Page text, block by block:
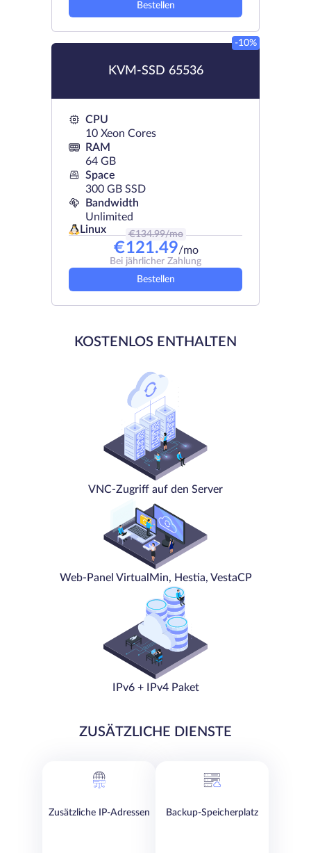
Bestellen
KVM-SSD 65536
-10%
CPU
10 Xeon Cores
RAM
64 GB
Space
300 GB SSD
Bandwidth
Unlimited
Linux
€134.99/mo
€121.49/mo
Bei jährlicher Zahlung
Bestellen
KOSTENLOS ENTHALTEN
VNC-Zugriff auf den Server
Web-Panel VirtualMin, Hestia, VestaCP
IPv6 + IPv4 Paket
ZUSÄTZLICHE DIENSTE
Zusätzliche IP-Adressen Backup-Speicherplatz